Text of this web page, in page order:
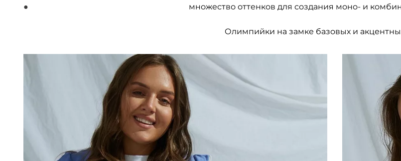
множество оттенков для создания моно- и
Олимпийки на замке базовых и